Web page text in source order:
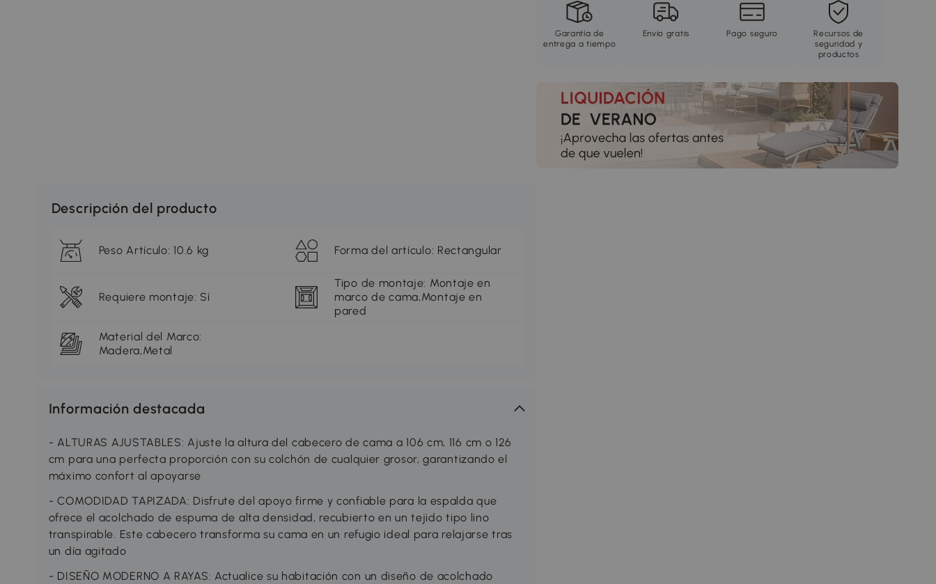
Garantía de
entrega a tiempo
Envío gratis Pago seguro
Recursos de
seguridad y
productos
Descripción del producto
Peso Artículo: 10.6 kg Forma del artículo: Rectangular
Requiere montaje: Sí
Tipo de montaje: Montaje en
marco de cama,Montaje en
pared
Material del Marco:
Madera,Metal
Información destacada
- ALTURAS AJUSTABLES: Ajuste la altura del cabecero de cama a 106 cm, 116 cm o 126
cm para una perfecta proporción con su colchón de cualquier grosor, garantizando el
máximo confort al apoyarse
- COMODIDAD TAPIZADA: Disfrute del apoyo firme y confiable para la espalda que
ofrece el acolchado de espuma de alta densidad, recubierto en un tejido tipo lino
transpirable. Este cabecero transforma su cama en un refugio ideal para relajarse tras
un día agitado
- DISEÑO MODERNO A RAYAS: Actualice su habitación con un diseño de acolchado